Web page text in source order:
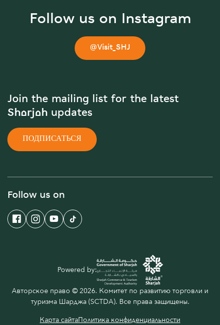
Follow us on Instagram
@Visit_SHJ
Join the mailing list for the latest
Sharjah updates
ПОДПИСАТЬСЯ
Follow us on
Авторское право © 2026. Комитет по развитию торговли и
туризма Шарджа (SCTDA). Все права защищены.
Карта сайтаПолитика конфиденциальности
Powered by: